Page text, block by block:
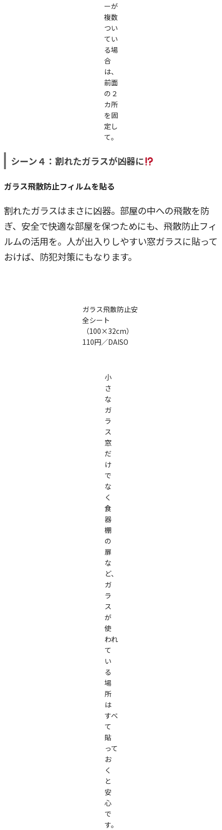
ーが
複数
つい
てい
る場
合
は、
前面
の２
カ所
を固
定し
て。
シーン４：割れたガラスが凶器に
ガラス飛散防止フィルムを貼る
割れたガラスはまさに凶器。部屋の中への飛散を防
ぎ、安全で快適な部屋を保つためにも、飛散防止フィ
ルムの活用を。人が出入りしやすい窓ガラスに貼って
おけば、防犯対策にもなります。
ガラス飛散防止安
全シート
（100×32cm）
110円／DAISO
小
さ
な
ガ
ラ
ス
窓
だ
け
で
な
く
食
器
棚
の
扉
な
ど、
ガ
ラ
ス
が
使
われ
て
い
る
場
所
は
すべ
て
貼
って
お
く
と
安
心
で
す。